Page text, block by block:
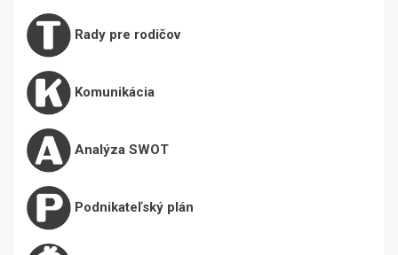
Rady pre rodičov
Komunikácia
Analýza SWOT
Podnikateľský plán